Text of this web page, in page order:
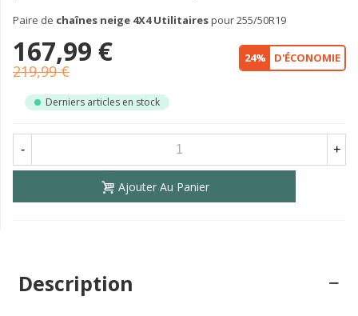
Paire de chaînes neige 4X4 Utilitairespour 255/50R19
167,99 €
219,99 €
24% D'ÉCONOMIE
Derniers articles en stock
- +
Ajouter Au Panier
Description